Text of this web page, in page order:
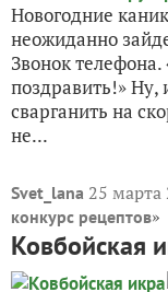
Новогодние
неожиданно
Звонок
поздравить!» Ну,
сварганить на
не...
Svet_lana 25 марта
конкурс рецептов»
Ковбойская